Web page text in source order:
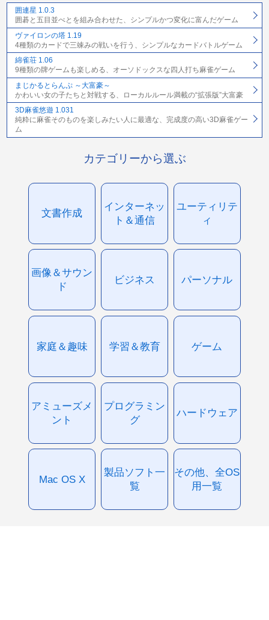
囲連星 1.0.3
囲碁と五目並べとを組み合わせた、シンプルかつ変化に富んだゲーム
ヴァイロンの塔 1.19
4種類のカードで三竦みの戦いを行う、シンプルなカードバトルゲーム
綿雀荘 1.06
9種類の牌ゲームも楽しめる、オーソドックスな四人打ち麻雀ゲーム
まじかるとらんぷ ～大富豪～
かわいい女の子たちと対戦する、ローカルルール満載の“拡張版”大富豪
3D麻雀悠遊 1.031
純粋に麻雀そのものを楽しみたい人に最適な、完成度の高い3D麻雀ゲー
ム
カテゴリーから選ぶ
文書作成
インターネッ
ト＆通信
ユーティリテ
ィ
画像＆サウン
ド
ビジネス パーソナル
家庭＆趣味 学習＆教育 ゲーム
アミューズメ
ント
プログラミン
グ
ハードウェア
Mac OS X
製品ソフト一
覧
その他、全OS
用一覧